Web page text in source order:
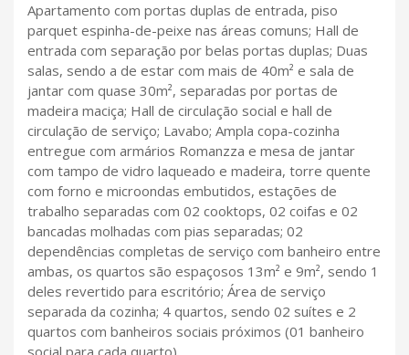
Apartamento com portas duplas de entrada, piso
parquet espinha-de-peixe nas áreas comuns; Hall de
entrada com separação por belas portas duplas; Duas
salas, sendo a de estar com mais de 40m² e sala de
jantar com quase 30m², separadas por portas de
madeira maciça; Hall de circulação social e hall de
circulação de serviço; Lavabo; Ampla copa-cozinha
entregue com armários Romanzza e mesa de jantar
com tampo de vidro laqueado e madeira, torre quente
com forno e microondas embutidos, estações de
trabalho separadas com 02 cooktops, 02 coifas e 02
bancadas molhadas com pias separadas; 02
dependências completas de serviço com banheiro entre
ambas, os quartos são espaçosos 13m² e 9m², sendo 1
deles revertido para escritório; Área de serviço
separada da cozinha; 4 quartos, sendo 02 suítes e 2
quartos com banheiros sociais próximos (01 banheiro